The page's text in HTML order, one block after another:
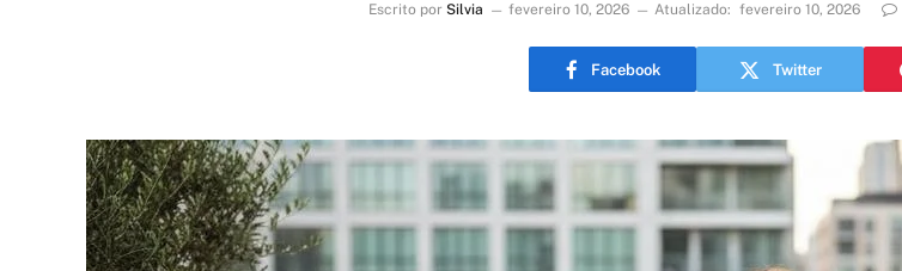
Escrito por Silvia fevereiro 10, 2026 Atualizado: fevereiro 10, 2026
Facebook Twitter